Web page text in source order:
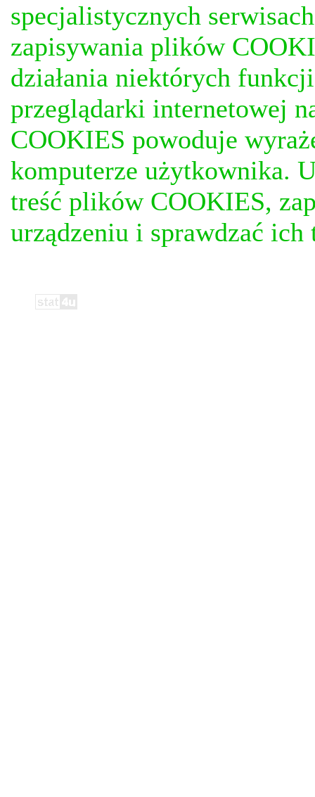
specjalistycznych
zapisywania plików
działania niektórych
przeglądarki internetowej
COOKIES powoduje
komputerze użytkownika.
treść plików COOKIES,
urządzeniu i sprawdzać ich